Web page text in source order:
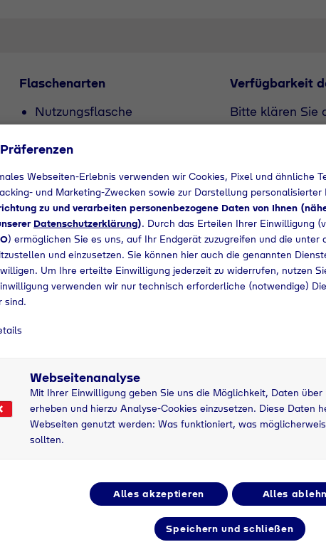
Flaschenarten
Nutzungsflasche
Verfügbarkeit
Bitte klären Sie
unserem
+49
11 kg
Pfandflasche
5 kg Nutzung
Webseiten-Erlebnis verwenden wir Cookies, Pixel und ähnliche
und Marketing-Zwecken sowie zur Darstellung personalisierter
zu und verarbeiten personenbezogene Daten von Ihnen
Datenschutzerklärung). Durch das Erteilen Ihrer Einwilligung
) ermöglichen Sie es uns, auf Ihr Endgerät zuzugreifen und die
und einzusetzen. Sie können hier auch die genannten
Um Ihre erteilte Einwilligung jederzeit zu widerrufen, nutzen
verwenden wir nur technisch erforderliche (notwendige)
sind.
Webseitenanalyse
Mit Ihrer Einwilligung geben Sie uns die Möglichkeit, Daten
erheben und hierzu Analyse-Cookies einzusetzen. Diese Daten
Webseiten genutzt werden: Was funktioniert, was
sollten.
Alles akzeptieren Alles
Speichern und schließen